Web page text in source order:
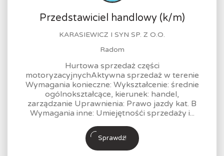
Przedstawiciel handlowy (k/m)
KARASIEWICZ I SYN SP. Z O.O.
Radom
Hurtowa sprzedaż części
motoryzacyjnychAktywna sprzedaż w terenie
Wymagania konieczne: Wykształcenie: średnie
ogólnokształcące, kierunek: handel,
zarządzanie Uprawnienia: Prawo jazdy kat. B
Wymagania inne: Umiejętnośći sprzedaży i...
Sprawdź!